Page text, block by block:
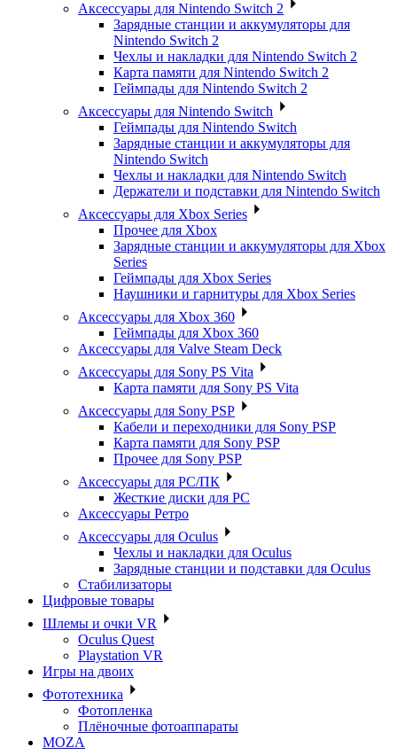
Аксессуары для Nintendo Switch 2
Зарядные станции и аккумуляторы для
Nintendo Switch 2
Чехлы и накладки для Nintendo Switch 2
Карта памяти для Nintendo Switch 2
Геймпады для Nintendo Switch 2
Аксессуары для Nintendo Switch
Геймпады для Nintendo Switch
Зарядные станции и аккумуляторы для
Nintendo Switch
Чехлы и накладки для Nintendo Switch
Держатели и подставки для Nintendo Switch
Аксессуары для Xbox Series
Прочее для Xbox
Зарядные станции и аккумуляторы для Xbox
Series
Геймпады для Xbox Series
Наушники и гарнитуры для Xbox Series
Аксессуары для Xbox 360
Геймпады для Xbox 360
Аксессуары для Valve Steam Deck
Аксессуары для Sony PS Vita
Карта памяти для Sony PS Vita
Аксессуары для Sony PSP
Кабели и переходники для Sony PSP
Карта памяти для Sony PSP
Прочее для Sony PSP
Аксессуары для PC/ПК
Жесткие диски для PC
Аксессуары Ретро
Аксессуары для Oculus
Чехлы и накладки для Oculus
Зарядные станции и подставки для Oculus
Стабилизаторы
Цифровые товары
Шлемы и очки VR
Oculus Quest
Playstation VR
Игры на двоих
Фототехника
Фотопленка
Плёночные фотоаппараты
MOZA